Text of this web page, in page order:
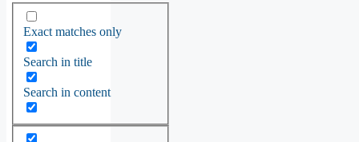
Exact matches only
Search in title
Search in content